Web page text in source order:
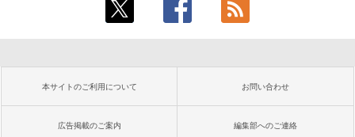
本サイトのご利用について お問い合わせ
広告掲載のご案内 編集部へのご連絡